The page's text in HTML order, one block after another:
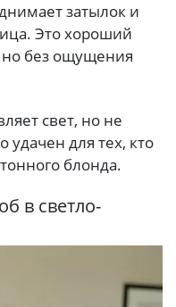
затылок и
Это хороший
без ощущения
свет, но не
удачен для тех, кто
блонда.
в светло-